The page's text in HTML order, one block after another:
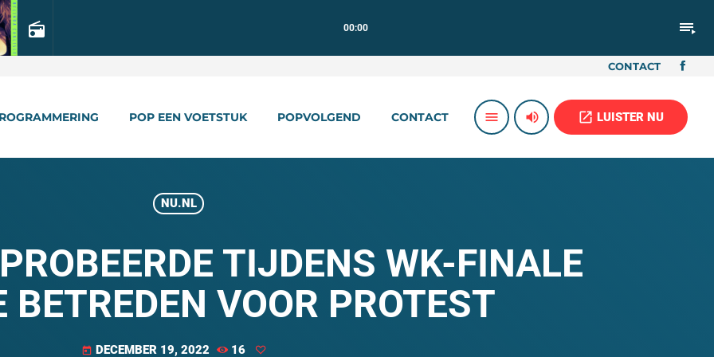
radio 00:00 playlist_play
CONTACT
POP EEN VOETSTUK POPVOLGEND CONTACT menu volume_up open_in_new LUISTER NU
NU.NL
TIJDENS WK-FINALE
BETREDEN VOOR PROTEST
today DECEMBER 19, 2022 16